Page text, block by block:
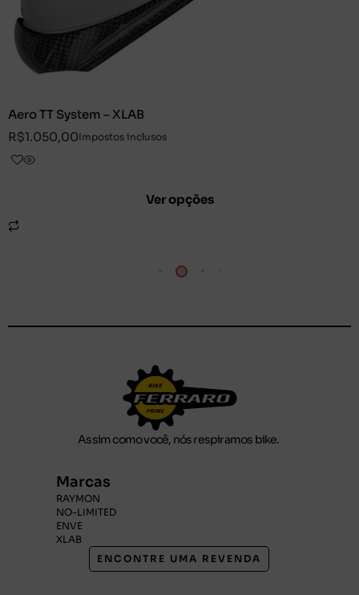
Aero TT System – XLAB
R$1.050,00Impostos inclusos
Ver opções
Assim como você, nós respiramos bike.
Marcas
RAYMON
NO-LIMITED
ENVE
XLAB
ENCONTRE UMA REVENDA